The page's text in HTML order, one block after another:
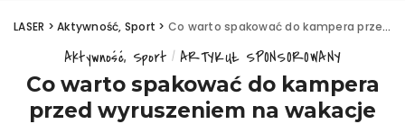
LASER >Aktywność, Sport > Co warto spakować do kampera przed wyruszeniem na wakacje
Aktywność, Sport ARTYKUŁ SPONSOROWANY
Co warto spakować do kampera
przed wyruszeniem na wakacje